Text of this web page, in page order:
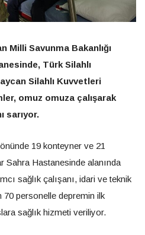
Milli Savunma Bakanlığı
Türk Silahlı
Silahlı Kuvvetleri
omuz omuza çalışarak
sarıyor.
19 konteyner ve 21
Sahra Hastanesinde alanında
sağlık çalışanı, idari ve teknik
personelle depremin ilk
sağlık hizmeti veriliyor.